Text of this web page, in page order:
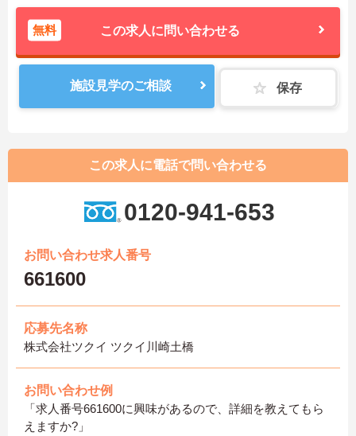
無料 この求人に問い合わせる
施設見学のご相談 保存
この求人に電話で問い合わせる
0120-941-653
お問い合わせ求人番号
661600
応募先名称
株式会社ツクイ ツクイ川崎土橋
お問い合わせ例
「求人番号661600に興味があるので、詳細を教えてもら
えますか?」